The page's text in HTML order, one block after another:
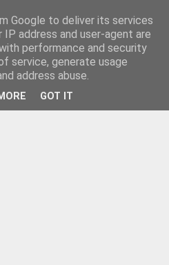
Google to deliver its services
address and user-agent are
performance and security
service, generate usage
address abuse.
GOT IT